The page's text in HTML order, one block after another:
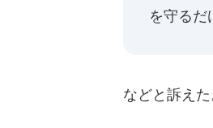
を守るだ
などと訴えた